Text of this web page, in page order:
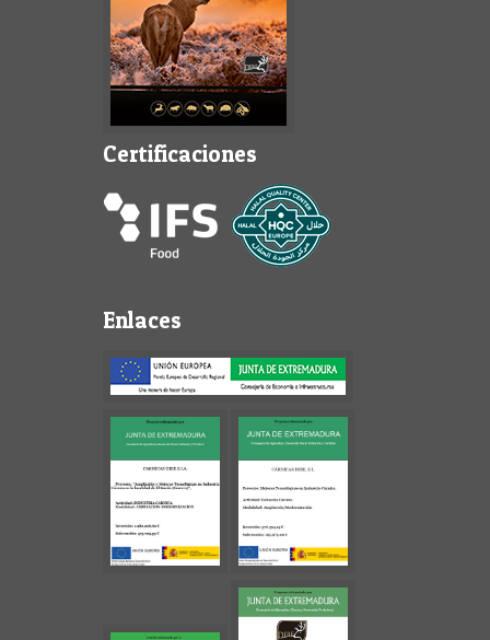
Certificaciones
Enlaces